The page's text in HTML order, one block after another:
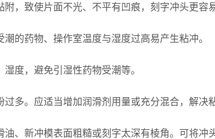
致使片面不光、不平有凹痕，刻字冲头更容
药物、操作室温度与湿度过高易产生粘冲。
度，避免引湿性药物受潮等。
。应适当增加润滑剂用量或充分混合，解决粘
新冲模表面粗糙或刻字太深有棱角。可将冲